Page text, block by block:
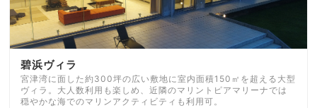
碧浜ヴィラ
宮津湾に面した約300坪の広い敷地に室内面積150㎡を超える大型
ヴィラ。大人数利用も楽しめ、近隣のマリントピアマリーナでは
穏やかな海でのマリンアクティビティも利用可。